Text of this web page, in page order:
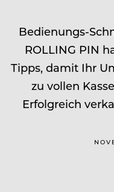
Bedienungs-
ROLLING PIN
Tipps, damit Ihr
zu vollen
Erfolgreich